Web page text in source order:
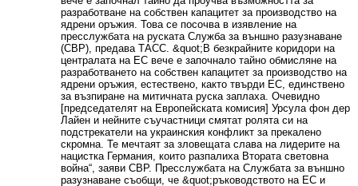
разработване на собствен капацитет за производство на
ядрени оръжия. Това се посочва в изявление на
пресслужбата на руската Служба за външно разузнаване
(СВР), предава ТАСС. &quot;В безкрайните коридори на
централата на ЕС вече е започнало тайно обмисляне на
разработването на собствен капацитет за производство на
ядрени оръжия, естествено, както твърди ЕС, единствено
за възпиране на митичната руска заплаха. Очевидно
[председателят на Европейската комисия] Урсула фон дер
Лайен и нейните съучастници смятат ролята си на
подстрекатели на украинския конфликт за прекалено
скромна. Те мечтаят за зловещата слава на лидерите на
нацистка Германия, които разпалиха Втората световна
война“, заяви СВР. Пресслужбата на Службата за външно
разузнаване съобщи, че &quot;ръководството на ЕС и